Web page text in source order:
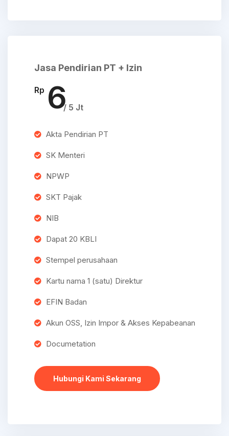
Jasa Pendirian PT + Izin
Rp 6/ 5 Jt
Akta Pendirian PT
SK Menteri
NPWP
SKT Pajak
NIB
Dapat 20 KBLI
Stempel perusahaan
Kartu nama 1 (satu) Direktur
EFIN Badan
Akun OSS, Izin Impor & Akses Kepabeanan
Documetation
Hubungi Kami Sekarang